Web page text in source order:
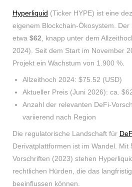
Hyperliquid (Ticker HYPE) ist eine
eigenem Blockchain-Ökosystem. Der
etwa $62 , knapp unter dem
2024). Seit dem Start im November
Projekt ein Wachstum von 1.900 %.
Allzeithoch 2024: $75.52 (USD)
Aktueller Preis (Juni 2026): ca.
Anzahl der relevanten DeFi-
variierend nach Region
Die regulatorische Landschaft für
Derivatplattformen ist im Wandel. Mit
Vorschriften (2023) stehen
rechtlichen Hürden, die das
beeinflussen können.